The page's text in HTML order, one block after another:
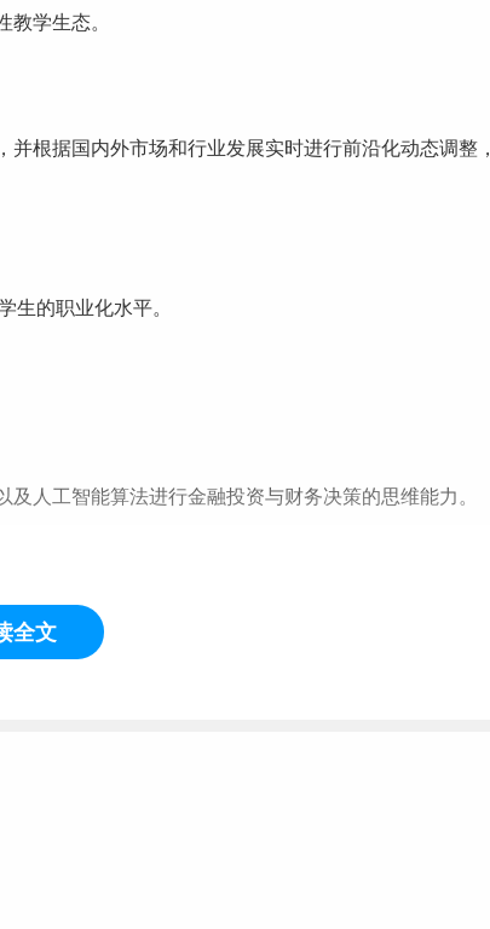
学生态。
根据国内外市场和行业发展实时进行前沿化动态调整，
生的职业化水平。
人工智能算法进行金融投资与财务决策的思维能力。
论和方法、具备分析决策能力以及解决复杂实际管理问
全文